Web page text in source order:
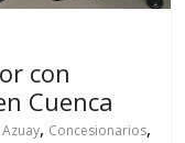
con
Cuenca
Azuay, Concesionarios,